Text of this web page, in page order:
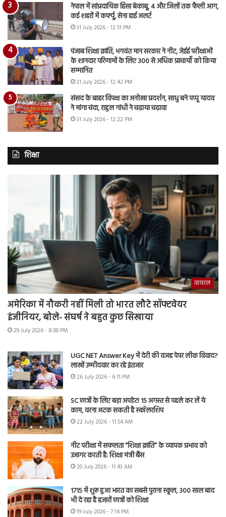
नेपाल में सांप्रदायिक हिंसा बेकाबू, 4 और जिलों तक फैली आग,
कई शहरों में कर्फ्यू, सेना हाई अलर्ट
31 July 2026 - 12:51 PM
पंजाब शिक्षा क्रांति, भगवंत मान सरकार ने नीट, जेईई परीक्षाओं
के शानदार परिणामों के लिए 300 से अधिक प्राचार्यों को किया
सम्मानित
31 July 2026 - 12:42 PM
संसद के बाहर विपक्ष का अनोखा प्रदर्शन, साधु बने पप्पू यादव
ने मांगा चंदा, राहुल गांधी ने चढ़ाया चढ़ावा
31 July 2026 - 12:22 PM
शिक्षा
वायरल
अमेरिका में नौकरी नहीं मिली तो भारत लौटे सॉफ्टवेयर
इंजीनियर, बोले- संघर्ष ने बहुत कुछ सिखाया
29 July 2026 - 8:00 PM
UGC NET Answer Key में देरी की वजह पेपर लीक विवाद?
लाखों उम्मीदवार कर रहे इंतजार
26 July 2026 - 6:11 PM
SC छात्रों के लिए बड़ा अपडेट! 15 अगस्त से पहले कर लें ये
काम, वरना अटक सकती है स्कॉलरशिप
22 July 2026 - 11:54 AM
नीट परीक्षा में सफलता “शिक्षा क्रांति” के व्यापक प्रभाव को
उजागर करती है: शिक्षा मंत्री बैंस
20 July 2026 - 11:43 AM
1715 में शुरू हुआ भारत का सबसे पुराना स्कूल, 300 साल बाद
भी दे रहा है हजारों छात्रों को शिक्षा
19 July 2026 - 7:14 PM